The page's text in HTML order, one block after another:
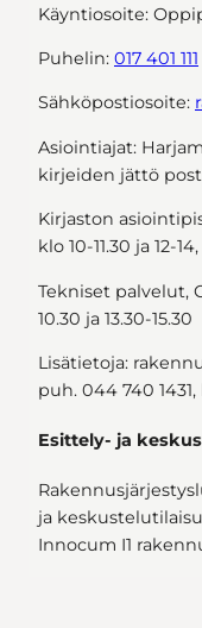
Käyntiosoite:
Puhelin: 017 401 111
Sähköpostiosoite:
Asiointiajat:
kirjeiden jättö
Kirjaston
klo 10-11.30 ja 12-
Tekniset palvelut,
10.30 ja 13.30-15.30
Lisätietoja:
puh. 044 740
Esittely- ja
ja
Innocum I1